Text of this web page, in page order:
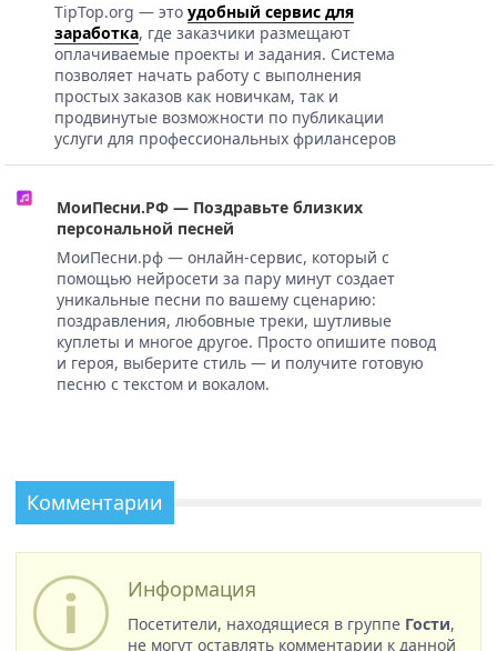
TipTop.org — это удобный сервис для
заработка, где заказчики размещают
оплачиваемые проекты и задания. Система
позволяет начать работу с выполнения
простых заказов как новичкам, так и
продвинутые возможности по публикации
услуги для профессиональных фрилансеров
МоиПесни.РФ — Поздравьте близких
персональной песней
МоиПесни.рф — онлайн-сервис, который с
помощью нейросети за пару минут создает
уникальные песни по вашему сценарию:
поздравления, любовные треки, шутливые
куплеты и многое другое. Просто опишите повод
и героя, выберите стиль — и получите готовую
песню с текстом и вокалом.
Комментарии
Информация
Посетители, находящиеся в группе Гости,
не могут оставлять комментарии к данной